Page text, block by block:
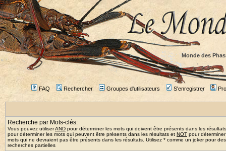
Monde des
FAQ Rechercher Groupes d'utilisateurs S'enregistrer
Recherche par Mots-clés:
Vous pouvez utiliserAND pour déterminer les mots qui doivent être présents dans les
pour déterminer les mots qui peuvent être présents dans les résultats et NOT pour
mots qui ne devraient pas être présents dans les résultats. Utilisez * comme un joker pour des
recherches partielles